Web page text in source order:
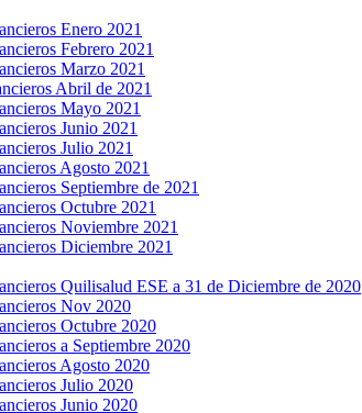
Enero 2021
Febrero 2021
Marzo 2021
Abril de 2021
Mayo 2021
Junio 2021
Julio 2021
Agosto 2021
Septiembre de 2021
Octubre 2021
Noviembre 2021
Diciembre 2021
Quilisalud ESE a 31 de Diciembre de 2020
Nov 2020
Octubre 2020
a Septiembre 2020
Agosto 2020
Julio 2020
Junio 2020